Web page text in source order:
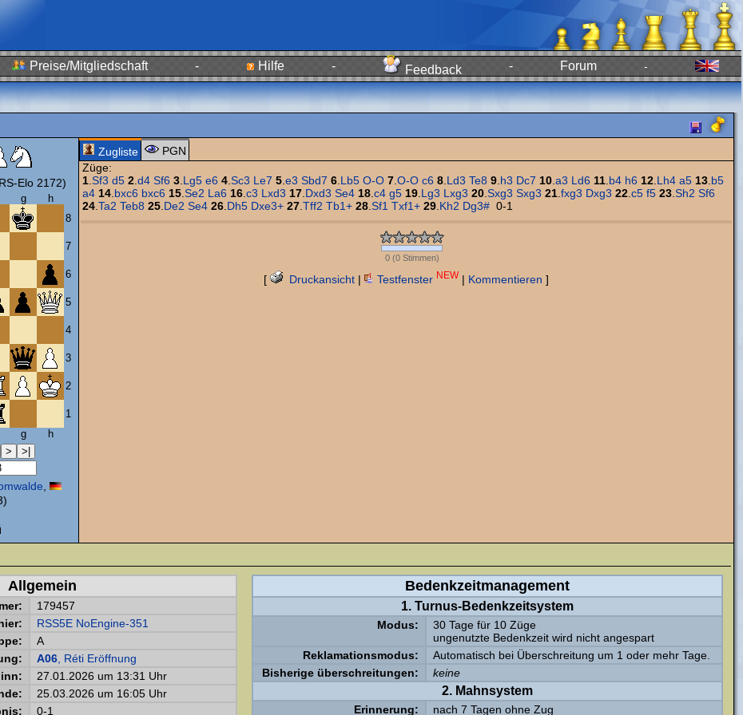
Preise/Mitgliedschaft - Hilfe - Feedback - Forum -
Elo 2172)
g
h
8
7
6
5
4
3
2
1
g h
Zugliste
PGN
Züge:
1 Sf3 d5 2 d4 Sf6 3 Lg5 e6 4 Sc3 Le7 5 e3 Sbd7 6 Lb5 O-O 7 O-O c6 8 Ld3 Te8 9 h3 Dc7 10 a3 Ld6 11 b4 h6 12 Lh4 a5 13 b5
a4 14 bxc6 bxc6 15 Se2 La6 16 c3 Lxd3 17 Dxd3 Se4 18 c4 g5 19 Lg3 Lxg3 20 Sxg3 Sxg3 21 fxg3 Dxg3 22 c5 f5 23 Sh2 Sf6
24 Ta2 Teb8 25 De2 Se4 26 Dh5 Dxe3+ 27 Tff2 Tb1+ 28 Sf1 Txf1+ 29 Kh2 Dg3# 0-1
0(0Stimmen)
[ Druckansicht | Testfenster NEW | Kommentieren ]
Allgemein
179457
RSS5E NoEngine-351
A
A06 , Réti Eröffnung
27.01.2026 um 13:31 Uhr
25.03.2026 um 16:05 Uhr
0-1
Bedenkzeitmanagement
1. Turnus-Bedenkzeitsystem
Modus:
30 Tage für 10 Züge
ungenutzte Bedenkzeit wird nicht angespart
Reklamationsmodus:
Automatisch bei Überschreitung um 1 oder mehr Tage.
Bisherige überschreitungen:
keine
2. Mahnsystem
Erinnerung: nach 7 Tagen ohne Zug